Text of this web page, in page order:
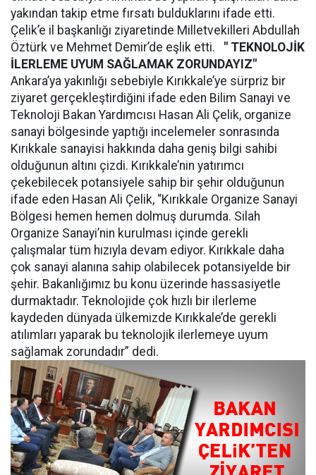
yakından takip etme fırsatı bulduklarını ifade etti.
Çelik’e il başkanlığı ziyaretinde Milletvekilleri Abdullah
Öztürk ve Mehmet Demir’de eşlik etti. " TEKNOLOJİK
İLERLEME UYUM SAĞLAMAK ZORUNDAYIZ"
Ankara’ya yakınlığı sebebiyle Kırıkkale’ye sürpriz bir
ziyaret gerçekleştirdiğini ifade eden Bilim Sanayi ve
Teknoloji Bakan Yardımcısı Hasan Ali Çelik, organize
sanayi bölgesinde yaptığı incelemeler sonrasında
Kırıkkale sanayisi hakkında daha geniş bilgi sahibi
olduğunun altını çizdi. Kırıkkale’nin yatırımcı
çekebilecek potansiyele sahip bir şehir olduğunun
ifade eden Hasan Ali Çelik, “Kırıkkale Organize Sanayi
Bölgesi hemen hemen dolmuş durumda. Silah
Organize Sanayi’nin kurulması içinde gerekli
çalışmalar tüm hızıyla devam ediyor. Kırıkkale daha
çok sanayi alanına sahip olabilecek potansiyelde bir
şehir. Bakanlığımız bu konu üzerinde hassasiyetle
durmaktadır. Teknolojide çok hızlı bir ilerleme
kaydeden dünyada ülkemizde Kırıkkale’de gerekli
atılımları yaparak bu teknolojik ilerlemeye uyum
sağlamak zorundadır” dedi.